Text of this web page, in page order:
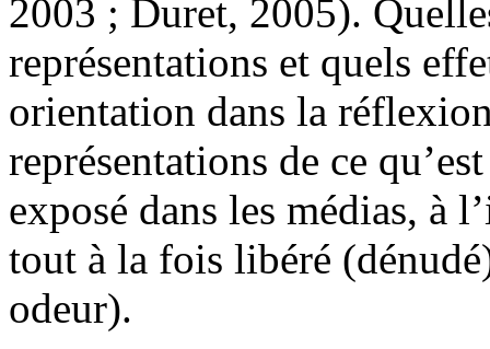
2003 ; Duret, 2005).
représentations et quels
orientation dans la
représentations de ce
exposé dans les médias, à
tout à la fois libéré
odeur).